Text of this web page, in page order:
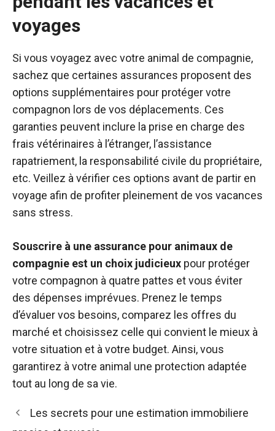
voyages
Si vous voyagez avec votre animal de compagnie,
sachez que certaines assurances proposent des
options supplémentaires pour protéger votre
compagnon lors de vos déplacements. Ces
garanties peuvent inclure la prise en charge des
frais vétérinaires à l’étranger, l’assistance
rapatriement, la responsabilité civile du propriétaire,
etc. Veillez à vérifier ces options avant de partir en
voyage afin de profiter pleinement de vos vacances
sans stress.
Souscrire à une assurance pour animaux de
compagnie est un choix judicieux pour protéger
votre compagnon à quatre pattes et vous éviter
des dépenses imprévues. Prenez le temps
d’évaluer vos besoins, comparez les offres du
marché et choisissez celle qui convient le mieux à
votre situation et à votre budget. Ainsi, vous
garantirez à votre animal une protection adaptée
tout au long de sa vie.
Les secrets pour une estimation immobiliere